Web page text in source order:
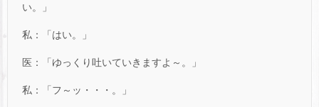
い。」
私：「はい。」
医：「ゆっくり吐いていきますよ～。」
私：「フ～ッ・・・。」